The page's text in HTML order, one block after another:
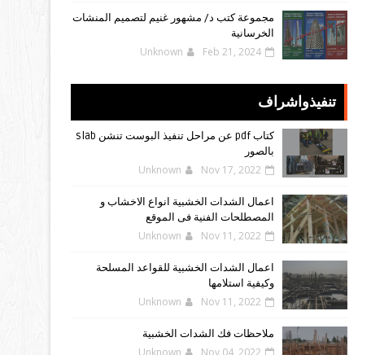
مجموعة كتب د/ مشهور غنيم لتصميم المنشات
الخرسانية
Unknown Feb 21, 2024
تنفيذواشراف
كتاب pdf عن مراحل تنفيذ البوست تنشن slab
بالصور
Unknown Nov 17, 2022
اعمال الشدات الخشبية انواع الاخشاب و
المصطلحات الفنية فى الموقع
Unknown Nov 11, 2022
اعمال الشدات الخشبية للقواعد المسلحة
وكيفية استلامها
Unknown Nov 11, 2022
ملاحظات فك الشدات الخشبية
Unknown Nov 04, 2022